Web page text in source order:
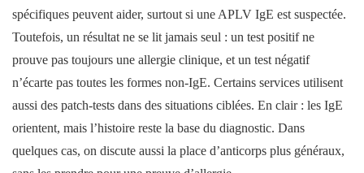
spécifiques peuvent aider, surtout si une APLV IgE est suspectée.
Toutefois, un résultat ne se lit jamais seul : un test positif ne
prouve pas toujours une allergie clinique, et un test négatif
n’écarte pas toutes les formes non-IgE. Certains services utilisent
aussi des patch-tests dans des situations ciblées. En clair : les IgE
orientent, mais l’histoire reste la base du diagnostic. Dans
quelques cas, on discute aussi la place d’anticorps plus généraux,